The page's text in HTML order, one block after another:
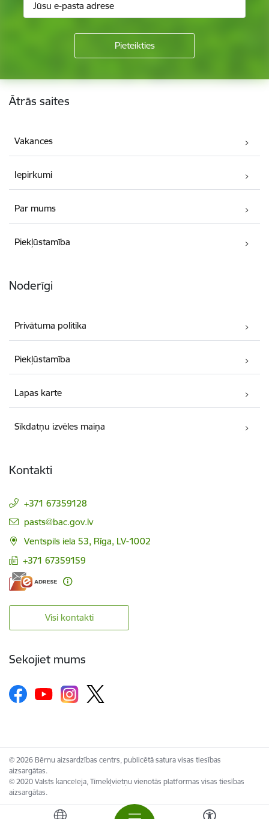
Kājene
Ātrās saites
Vakances
Iepirkumi
Par mums
Piekļūstamība
Noderīgi
Privātuma politika
Piekļūstamība
Lapas karte
Sīkdatņu izvēles maiņa
Kontakti
+371 67359128
E-pasts:
pasts@bac.gov.lv
Ventspils iela 53, Rīga, LV-1002
+371 67359159
Visi kontakti
Sekojiet mums
© 2026 Bērnu aizsardzības centrs, publicētā satura visas tiesības
aizsargātas.
© 2020 Valsts kanceleja, Tīmekļvietņu vienotās platformas visas tiesības
aizsargātas.